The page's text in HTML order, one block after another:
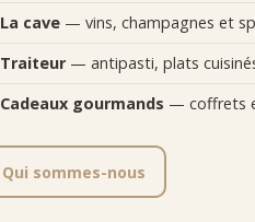
La cave — vins, champagnes et
Traiteur — antipasti, plats
Cadeaux gourmands — coffrets
Qui sommes-nous